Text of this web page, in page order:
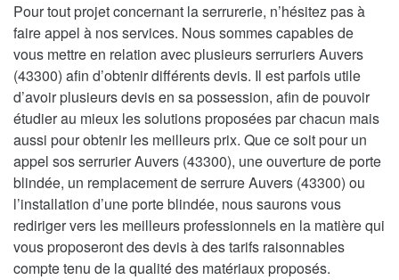
Pour tout projet concernant la serrurerie, n’hésitez pas à
faire appel à nos services. Nous sommes capables de
vous mettre en relation avec plusieurs serruriers Auvers
(43300) afin d’obtenir différents devis. Il est parfois utile
d’avoir plusieurs devis en sa possession, afin de pouvoir
étudier au mieux les solutions proposées par chacun mais
aussi pour obtenir les meilleurs prix. Que ce soit pour un
appel sos serrurier Auvers (43300), une ouverture de porte
blindée, un remplacement de serrure Auvers (43300) ou
l’installation d’une porte blindée, nous saurons vous
rediriger vers les meilleurs professionnels en la matière qui
vous proposeront des devis à des tarifs raisonnables
compte tenu de la qualité des matériaux proposés.